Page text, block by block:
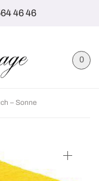
46 46
0
– Sonne